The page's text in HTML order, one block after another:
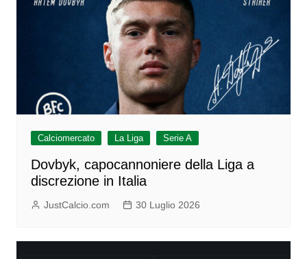
Calciomercato La Liga Serie A
Dovbyk, capocannoniere della Liga a
discrezione in Italia
JustCalcio.com 30 Luglio 2026